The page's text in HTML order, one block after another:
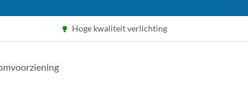
Hoge kwaliteit verlichting